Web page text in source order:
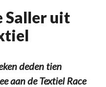
Saller uit
deden tien
aan de Textiel Race